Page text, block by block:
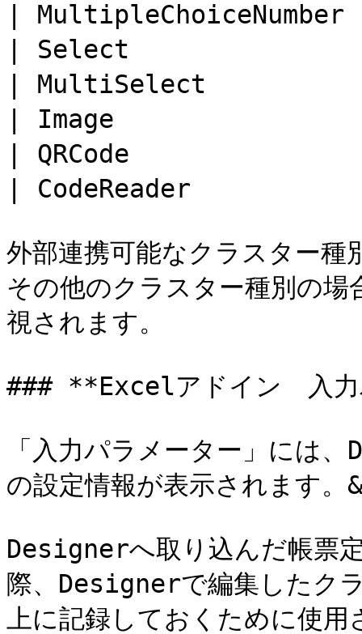
|
| Select
| MultiSelect
| Image
| QRCode
| CodeReader
外部連携可能なクラスター
その他のクラスター種別の
視されます。
### **Excelアドイン　入
「入力パラメーター」には
の設定情報が表示されます
Designerへ取り込んだ帳票
際、Designerで編集したク
上に記録しておくために使